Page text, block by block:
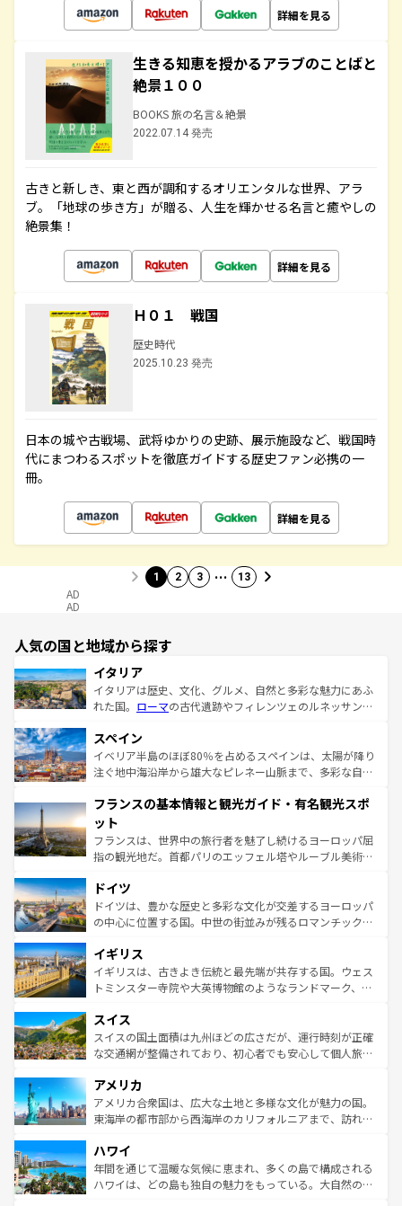
詳細を見る
生きる知恵を授かるアラブのことばと
絶景１００
BOOKS 旅の名言＆絶景
2022.07.14 発売
古きと新しき、東と西が調和するオリエンタルな世界、アラ
ブ。「地球の歩き方」が贈る、人生を輝かせる名言と癒やしの
絶景集！
詳細を見る
Ｈ０１ 戦国
歴史時代
2025.10.23 発売
日本の城や古戦場、武将ゆかりの史跡、展示施設など、戦国時
代にまつわるスポットを徹底ガイドする歴史ファン必携の一
冊。
詳細を見る
1 2 3 … 13
AD
AD
人気の国と地域から探す
イタリア
イタリアは歴史、文化、グルメ、自然と多彩な魅力にあふ
れた国。 ローマの古代遺跡やフィレンツェのルネッサンス
ろん、トスカーナの美しい田園風景やアマルフィ海岸の絶
景など、自然景観も見逃せない。観光の合間には、本場の
ピザやパスタなど、絶品のイタリア料理を堪能することも
ませてくれるイタリアで、忘れられない旅をしてみよう！
なお、新着のイタリア情報は
しい。
スペイン
イベリア半島のほぼ80％を占めるスペインは、太陽が降り
注ぐ地中海沿岸から雄大なピレネー山脈まで、多彩な自然
文化が根付くこの国では、情熱的なフラメンコ、熱気あふ
れる闘牛、そして美味しいタパスが生活の一部となってい
る。首都マドリードの洗練された雰囲気や、バルセロナの
アートに溢れた街角から、地方では古代ローマ遺跡や中世
せる。地方によって風土や気候が異なるスペインはその個
性で訪れる人を魅了する。 なお、新着のスペイン情報は コ
ンテンツ一覧を参照してほしい。
フランスの基本情報と観光ガイド・有名観光スポ
ット
フランスは、世界中の旅行者を魅了し続けるヨーロッパ屈
指の観光地だ。首都パリのエッフェル塔やルーブル美術館
で、幅広い魅力が詰まっている。華麗な宮殿、歴史的な大
聖堂、美しいビーチ、そして豊かな自然が、訪れる者を心
から魅了する。また、フランスは美食の国としても知ら
いる。シャンパンの発祥地であるランス、プロヴァンスの
香り高いラベンダー畑など、多彩な楽しみ方が可能だ。さ
らに、パリ以外の地域にも魅力が溢れており、どの街角に
れる地方に足を運ぶとそれぞれで全く異なる文化を体験で
きるだろう。 なお、新着のフランス情報はコンテンツ一覧
を参照してほしい。
ドイツ
ドイツは、豊かな歴史と多彩な文化が交差するヨーロッパ
の中心に位置する国。中世の街並みが残るロマンチック街
顔を持つこの国は、どこを歩いても飽きることがない。ベ
ルリンの文化的活気、バイエルン州のアルプスの絶景、そ
してライン川沿いのワイン畑といった風景は必見。ビール
は、お酒好きな人にはぜひ体験してほしい。 なお、新着の
ドイツ情報はコンテンツ一覧を参照してほしい。
イギリス
イギリスは、古きよき伝統と最先端が共存する国。ウェス
トミンスター寺院や大英博物館のようなランドマーク、歴
リアごとに異なる魅力がある。また、優雅なアフタヌーン
ティー、ビール好きにはたまらない英国パブ、サッカー観
戦など、本場だからこそできる体験も豊富。イギリスを旅
ンツ一覧を参照してほしい。
スイス
スイスの国土面積は九州ほどの広さだが、運行時刻が正確
な交通網が整備されており、初心者でも安心して個人旅行
の建物がそのまま残る町や、スイスならではのユニークな
博物館もあり、アルプス観光だけでなく町歩きも満喫する
ことができる。国民の所得が高いため物価も高いが、旅行
ば市内交通費無料で観光を楽しむこともできる。 なお、新
着のスイス情報はコンテンツ一覧 を参照してほしい。
アメリカ
アメリカ合衆国は、広大な土地と多様な文化が魅力の国。
東海岸の都市部から西海岸のカリフォルニアまで、訪れる
のような巨大都市は、観光、ショッピング、エンターテイ
ンメントが詰まった刺激的なスポットだ。一方、アメリカ
西部には大自然が広がり、グランドキャニオンやイエロー
ハワイ
年間を通じて温暖な気候に恵まれ、多くの島で構成される
ハワイは、どの島も独自の魅力をもっている。大自然の神